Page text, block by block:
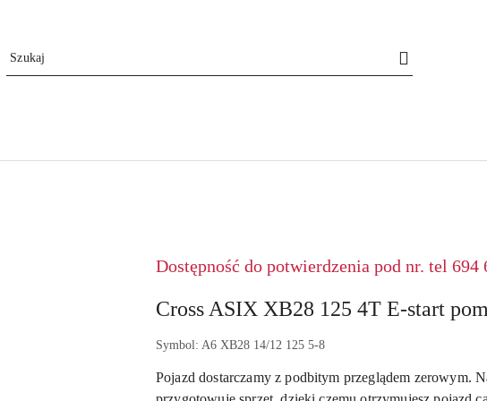
Dostępność do potwierdzenia pod nr. tel 694
Cross ASIX XB28 125 4T E-start
Symbol: A6 XB28 14/12 125 5-8
Pojazd dostarczamy z podbitym przeglądem zerowym.